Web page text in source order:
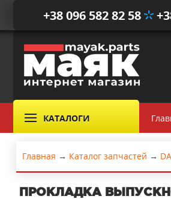
+38 096 582 82 58
КАТАЛОГИ
Главная → Каталог запчастей →
ПРОКЛАДКА